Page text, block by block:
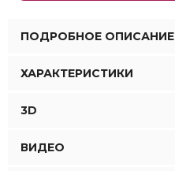
ПОДРОБНОЕ ОПИСАНИЕ
ХАРАКТЕРИСТИКИ
3D
ВИДЕО